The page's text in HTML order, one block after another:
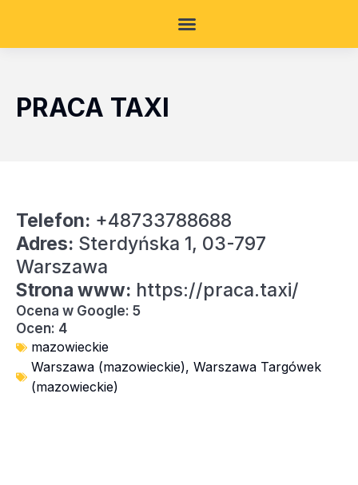
PRACA TAXI
Telefon: +48733788688
Adres: Sterdyńska 1, 03-797
Warszawa
Strona www: https://praca.taxi/
Ocena w Google: 5
Ocen: 4
mazowieckie
Warszawa (mazowieckie), Warszawa Targówek
(mazowieckie)